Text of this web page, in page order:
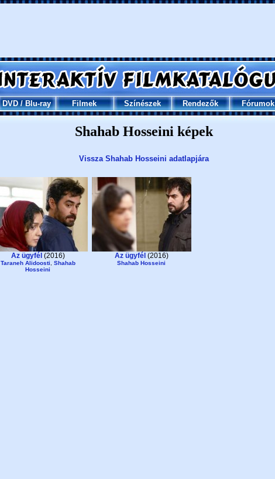
DVD/Blu-ray Filmek Színészek Rendezők Fórumok
Shahab Hosseini képek
Vissza Shahab Hosseini adatlapjára
Az ügyfél (2016)
Taraneh Alidoosti
Shahab
Hosseini
Az ügyfél (2016)
Shahab Hosseini